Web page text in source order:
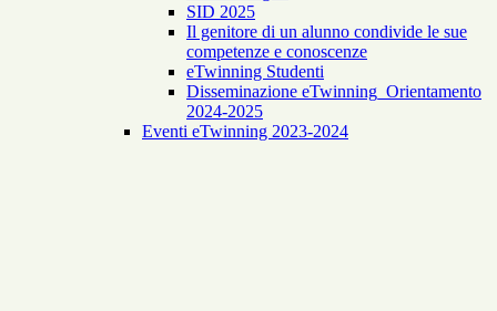
SID 2025
Il genitore di un alunno condivide le sue
competenze e conoscenze
eTwinning Studenti
Disseminazione eTwinning_Orientamento
2024-2025
Eventi eTwinning 2023-2024